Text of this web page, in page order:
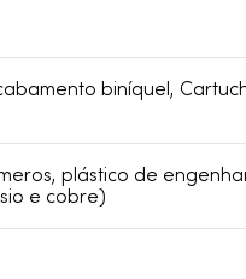
biníquel,
plástico de
e cobre)